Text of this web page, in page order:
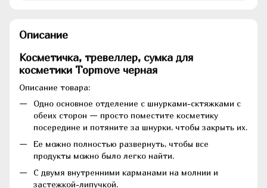
Описание
Косметичка, тревеллер, сумка для
косметики Topmove черная
Описание товара:
Одно основное отделение с шнурками-сктяжками с
обеих сторон — просто поместите косметику
посередине и потяните за шнурки, чтобы закрыть их.
Ее можно полностью развернуть, чтобы все
продукты можно было легко найти.
С двумя внутренними карманами на молнии и
застежкой-липучкой.